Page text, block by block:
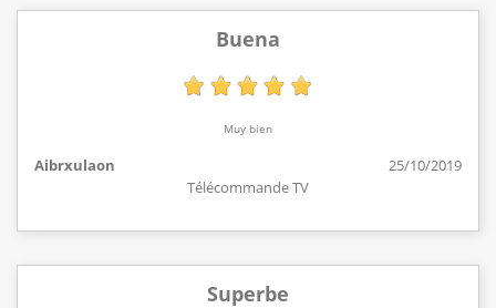
Buena
Muy bien
Aibrxulaon
25/10/2019
Télécommande TV
Superbe